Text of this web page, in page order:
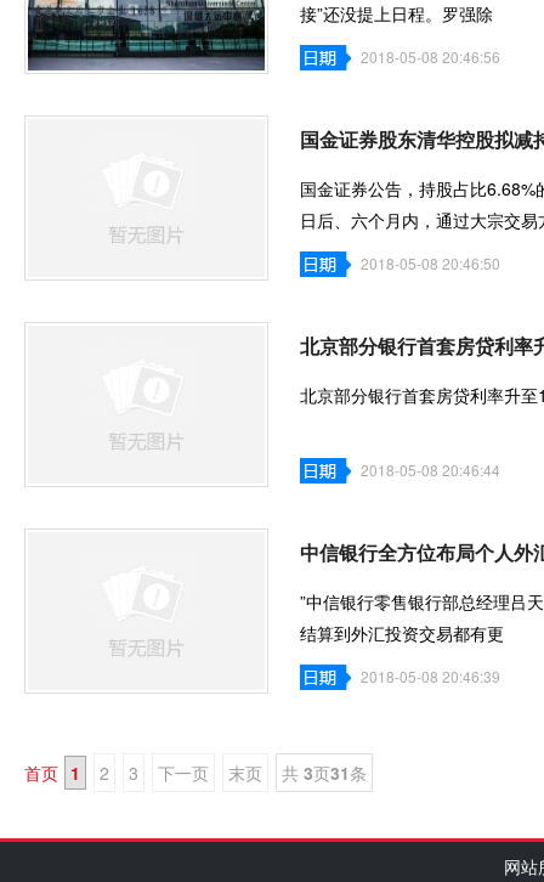
接”还没提上日程。罗强除
2018-05-08 20:46:56
国金证券股东清华控股拟减
国金证券公告，持股占比
日后、六个月内，通过大宗交易
2018-05-08 20:46:50
北京部分银行首套房贷利率
北京部分银行首套房贷利率升
2018-05-08 20:46:44
中信银行全方位布局个人外
”中信银行零售银行部总经理吕
结算到外汇投资交易都有更
2018-05-08 20:46:39
首页 1 2 3 下一页 末页 共 3页31条
网站